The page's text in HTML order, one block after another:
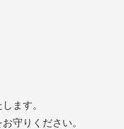
ます。
守りください。